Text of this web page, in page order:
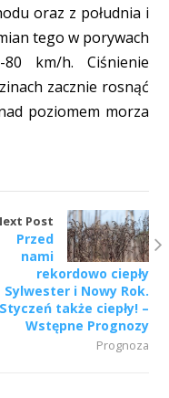
oraz z południa i
tego w porywach
km/h. Ciśnienie
zacznie rosnąć
poziomem morza
Post
Przed
nami
rekordowo ciepły
Sylwester i Nowy Rok.
Styczeń także ciepły! –
Wstępne Prognozy
Prognoza